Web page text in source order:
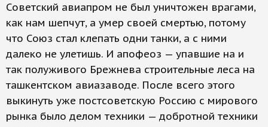
Советский авиапром не был уничтожен врагами,
как нам шепчут, а умер своей смертью, потому
что Союз стал клепать одни танки, а с ними
далеко не улетишь. И апофеоз — упавшие на и
так полуживого Брежнева строительные леса на
ташкентском авиазаводе. После всего этого
выкинуть уже постсоветскую Россию с мирового
рынка было делом техники — добротной техники